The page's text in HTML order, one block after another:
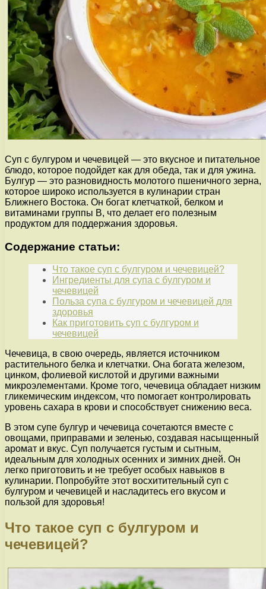
Суп с булгуром и чечевицей — это вкусное и питательное
блюдо, которое подойдет как для обеда, так и для ужина.
Булгур — это разновидность молотого пшеничного зерна,
которое широко используется в кулинарии стран
Ближнего Востока. Он богат клетчаткой, белком и
витаминами группы В, что делает его полезным
продуктом для поддержания здоровья.
Содержание статьи:
Что такое суп с булгуром и чечевицей?
Ингредиенты для супа с булгуром и
чечевицей
Польза супа с булгуром и чечевицей для
здоровья
Как приготовить суп с булгуром и
чечевицей
Чечевица, в свою очередь, является источником
растительного белка и клетчатки. Она богата железом,
цинком, фолиевой кислотой и другими важными
микроэлементами. Кроме того, чечевица обладает низким
гликемическим индексом, что помогает контролировать
уровень сахара в крови и способствует снижению веса.
В этом супе булгур и чечевица сочетаются вместе с
овощами, приправами и зеленью, создавая насыщенный
аромат и вкус. Суп получается густым и сытным,
идеальным для холодных осенних и зимних дней. Он
легко приготовить и не требует особых навыков в
кулинарии. Попробуйте этот восхитительный суп с
булгуром и чечевицей и насладитесь его вкусом и
пользой для здоровья!
Что такое суп с булгуром и
чечевицей?